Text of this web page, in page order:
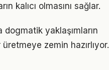
kalıcı olmasını sağlar.
dogmatik yaklaşımların
zemin hazırlıyor.